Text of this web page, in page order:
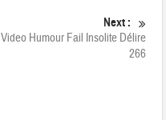
Next :
Video Humour Fail Insolite Délire
266